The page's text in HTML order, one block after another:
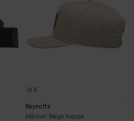
3
Reynotts
Männer Beige Kappe